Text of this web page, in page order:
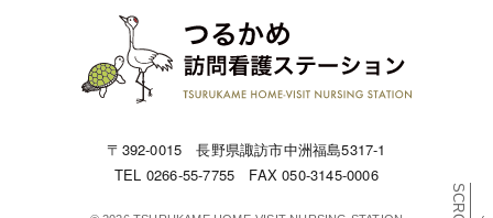
〒392-0015 長野県諏訪市中洲福島5317-1
TEL 0266-55-7755 FAX 050-3145-0006